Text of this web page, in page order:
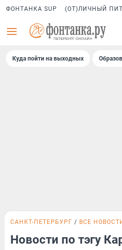
ФОНТАНКА SUP (ОТ)ЛИЧНЫЙ
Куда пойти на выходных
САНКТ-ПЕТЕРБУРГ ВСЕ
Новости по тэгу